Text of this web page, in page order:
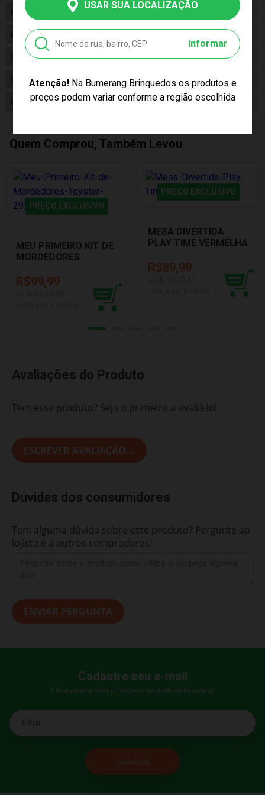
USAR SUA LOCALIZAÇÃO
Informar
Atenção!Na Bumerang Brinquedos os produtos e
preços podem variar conforme a região escolhida
Código
Código de Barras
Composição Plástico
Conteúdo da Embalagem 01 Basquete Play Time Elefante
Cor Produto Multicor
Quem Comprou, Também Levou
PREÇO EXCLUSIVO
MEU PRIMEIRO KIT DE
MORDEDORES
R$99,99
PREÇO EXCLUSIVO
MESA DIVERTIDA
PLAY TIME VERMELHA
R$89,99
Avaliações do Produto
Tem esse produto? Seja o primeiro a avaliá-lo!
ESCREVER AVALIAÇÃO...
Dúvidas dos consumidores
Tem alguma dúvida sobre este produto? Pergunte ao
lojista e a outros compradores!
ENVIAR PERGUNTA
Cadastre seu e-mail
E fique por dentro das promoções e novidades da Bumerang!
E-mail